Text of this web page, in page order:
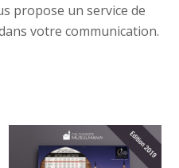
propose un service de
votre communication.